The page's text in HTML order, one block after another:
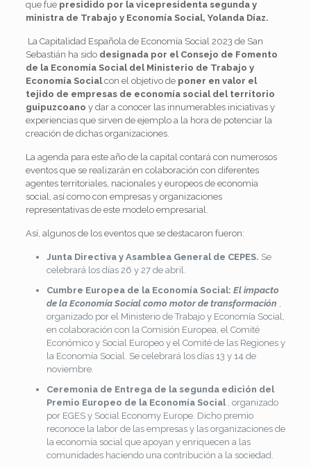
que fue presidido por la vicepresidenta segunda y
ministra de Trabajo y Economía Social, Yolanda Díaz.
La Capitalidad Española de Economía Social 2023 de San
Sebastián ha sido designada por el Consejo de Fomento
de la Economía Social del Ministerio de Trabajo y
Economía Socialcon el objetivo de poner en valor el
tejido de empresas de economía social del territorio
guipuzcoano y dar a conocer las innumerables iniciativas y
experiencias que sirven de ejemplo a la hora de potenciar la
creación de dichas organizaciones.
La agenda para este año de la capital contará con numerosos
eventos que se realizarán en colaboración con diferentes
agentes territoriales, nacionales y europeos de economía
social, así como con empresas y organizaciones
representativas de este modelo empresarial.
Así, algunos de los eventos que se destacaron fueron:
Junta Directiva y Asamblea General de CEPES. Se
celebrará los días 26 y 27 de abril.
Cumbre Europea de la Economía Social: El impacto
de la Economía Social como motor de transformación
organizado por el Ministerio de Trabajo y Economía Social,
en colaboración con la Comisión Europea, el Comité
Económico y Social Europeo y el Comité de las Regiones y
la Economía Social. Se celebrará los días 13 y 14 de
noviembre.
Ceremonia de Entrega de la segunda edición del
Premio Europeo de la Economía Social, organizado
por EGES y Social Economy Europe. Dicho premio
reconoce la labor de las empresas y las organizaciones de
la economía social que apoyan y enriquecen a las
comunidades haciendo una contribución a la sociedad.